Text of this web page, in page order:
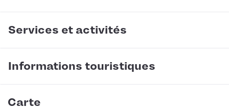
Services et activités
Informations touristiques
Carte